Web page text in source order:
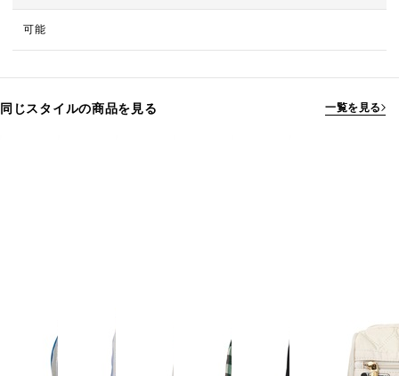
可能
同じスタイルの商品を見る 一覧を見る